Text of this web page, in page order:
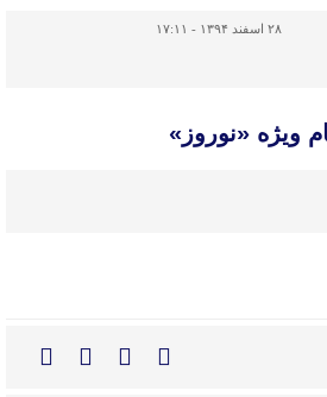
۲۸ اسفند ۱۳۹۴ - ۱۷:۱۱
ویژه «نوروز»